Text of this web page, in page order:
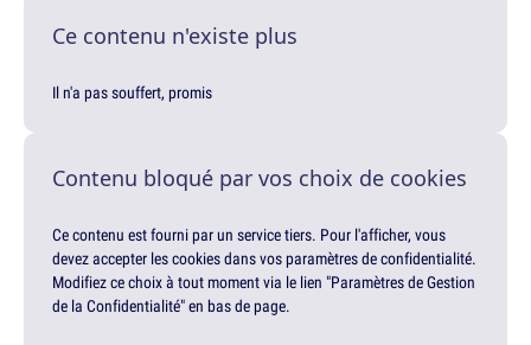
Ce contenu n'existe plus
Il n'a pas souffert, promis
Contenu bloqué par vos choix de cookies
Ce contenu est fourni par un service tiers. Pour l'afficher, vous
devez accepter les cookies dans vos paramètres de confidentialité.
Modifiez ce choix à tout moment via le lien "Paramètres de Gestion
de la Confidentialité" en bas de page.